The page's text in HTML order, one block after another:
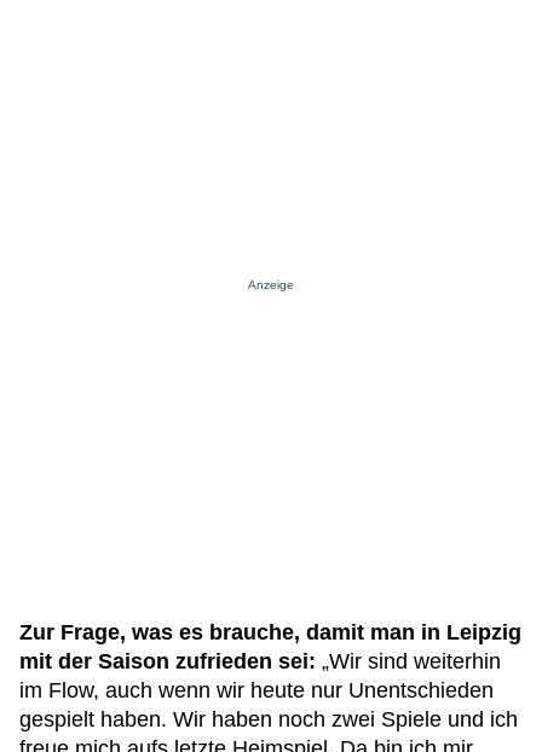
Anzeige
Zur Frage, was es brauche, damit man in Leipzig
mit der Saison zufrieden sei: „Wir sind weiterhin
im Flow, auch wenn wir heute nur Unentschieden
gespielt haben. Wir haben noch zwei Spiele und ich